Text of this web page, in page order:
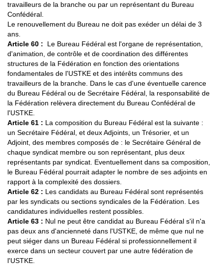
travailleurs de la branche ou par un représentant du Bureau
Confédéral.
Le renouvellement du Bureau ne doit pas exéder un délai de 3
ans.
Article 60 : Le Bureau Fédéral est l'organe de représentation,
d'animation, de contrôle et de coordination des différentes
structures de la Fédération en fonction des orientations
fondamentales de l'USTKE et des intérêts communs des
travailleurs de la branche. Dans le cas d'une éventuelle carence
du Bureau Fédéral ou de Secrétaire Fédéral, la responsabilité de
la Fédération relèvera directement du Bureau Confédéral de
l'USTKE.
Article 61 : La composition du Bureau Fédéral est la suivante :
un Secrétaire Fédéral, et deux Adjoints, un Trésorier, et un
Adjoint, des membres composés de : le Secrétaire Général de
chaque syndicat membre ou son représentant, plus deux
représentants par syndicat. Eventuellement dans sa composition,
le Bureau Fédéral pourrait adapter le nombre de ses adjoints en
rapport à la complexité des dossiers.
Article 62 : Les candidats au Bureau Fédéral sont représentés
par les syndicats ou sections syndicales de la Fédération. Les
candidatures individuelles restent possibles.
Article 63 : Nul ne peut être candidat au Bureau Fédéral s'il n'a
pas deux ans d'ancienneté dans l'USTKE, de même que nul ne
peut siéger dans un Bureau Fédéral si professionnellement il
exerce dans un secteur couvert par une autre fédération de
l'USTKE.